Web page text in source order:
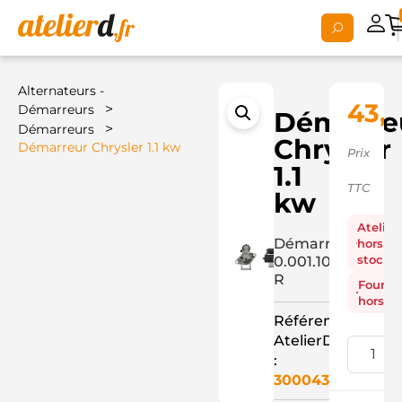
Alternateurs -
Démarreurs
>
Démarreurs >
Démarreur Chrysler 1.1 kw
Chrysler
1.1
kw
Démarreur
0.001.107.032-
R
Référence
AtelierD
:
3000437
Prix
TTC
Atelier
hors
stock
hors